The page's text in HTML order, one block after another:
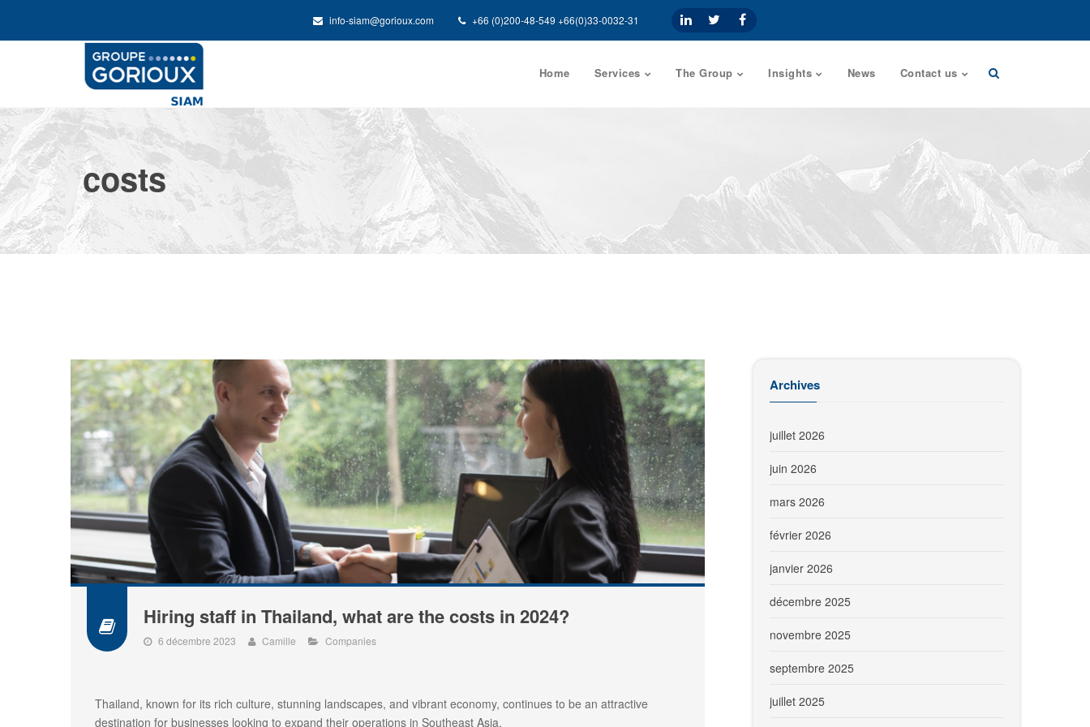
info-siam@gorioux.com +66 (0)200-48-549 +66(0)33-0032-31
Home Services The Group Insights News Contact us
costs
Hiring staff in Thailand, what are the costs in 2024?
6 décembre 2023 Camille Companies
Thailand, known for its rich culture, stunning landscapes, and vibrant economy, continues to be an attractive
destination for businesses looking to expand their operations in Southeast Asia.
Archives
juillet 2026
juin 2026
mars 2026
février 2026
janvier 2026
décembre 2025
novembre 2025
septembre 2025
juillet 2025